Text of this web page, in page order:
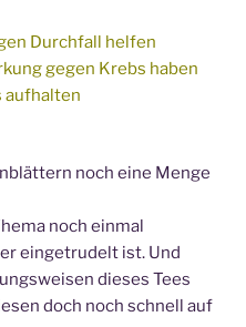
Durchfall helfen
gegen Krebs haben
aufhalten
noch eine Menge
noch einmal
eingetrudelt ist. Und
dieses Tees
doch noch schnell auf